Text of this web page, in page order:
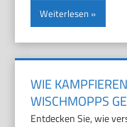
Weiterlesen
WIE
WISCHMOPPS
Entdecken Sie, wie